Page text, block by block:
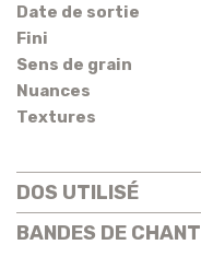
Date de sortie
Fini
Sens de grain
Nuances
Textures
DOS UTILISÉ
BANDES DE CHANT